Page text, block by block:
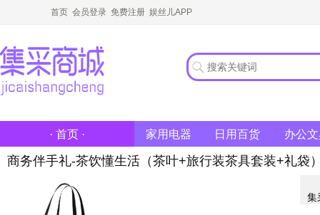
首页 会员登录 免费注册 娱丝儿APP
· 首页 · 家用电器 日用百货 办公
商务伴手礼-茶饮懂生活（茶叶+旅行装茶具套装+礼袋
集